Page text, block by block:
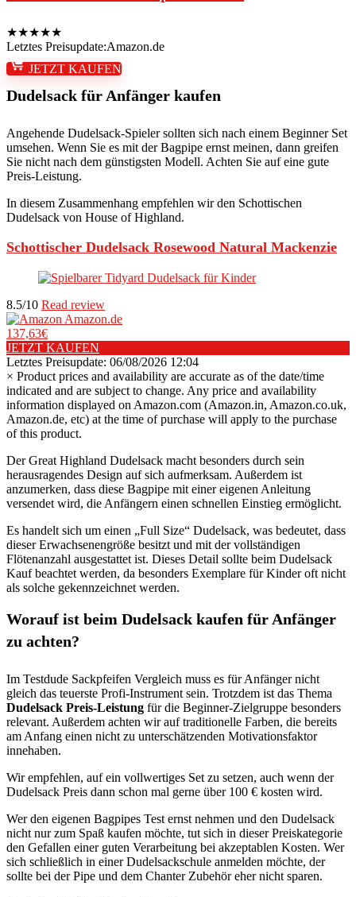
★★★★★
Letztes Preisupdate:Amazon.de
JETZT KAUFEN
Dudelsack für Anfänger kaufen
Angehende Dudelsack-Spieler sollten sich nach einem Beginner Set
umsehen. Wenn Sie es mit der Bagpipe ernst meinen, dann greifen
Sie nicht nach dem günstigsten Modell. Achten Sie auf eine gute
Preis-Leistung.
In diesem Zusammenhang empfehlen wir den Schottischen
Dudelsack von House of Highland.
Schottischer Dudelsack Rosewood Natural Mackenzie
8.5/10 Read review
Amazon.de
137,63€
JETZT KAUFEN
Letztes Preisupdate: 06/08/2026 12:04
× Product prices and availability are accurate as of the date/time
indicated and are subject to change. Any price and availability
information displayed on Amazon.com (Amazon.in, Amazon.co.uk,
Amazon.de, etc) at the time of purchase will apply to the purchase
of this product.
Der Great Highland Dudelsack macht besonders durch sein
herausragendes Design auf sich aufmerksam. Außerdem ist
anzumerken, dass diese Bagpipe mit einer eigenen Anleitung
versendet wird, die Anfängern einen schnellen Einstieg ermöglicht.
Es handelt sich um einen „Full Size“ Dudelsack, was bedeutet, dass
dieser Erwachsenengröße besitzt und mit der vollständigen
Flötenanzahl ausgestattet ist. Dieses Detail sollte beim Dudelsack
Kauf beachtet werden, da besonders Exemplare für Kinder oft nicht
als solche gekennzeichnet werden.
Worauf ist beim Dudelsack kaufen für Anfänger
zu achten?
Im Testdude Sackpfeifen Vergleich muss es für Anfänger nicht
gleich das teuerste Profi-Instrument sein. Trotzdem ist das Thema
Dudelsack Preis-Leistung für die Beginner-Zielgruppe besonders
relevant. Außerdem achten wir auf traditionelle Farben, die bereits
am Anfang einen nicht zu unterschätzenden Motivationsfaktor
innehaben.
Wir empfehlen, auf ein vollwertiges Set zu setzen, auch wenn der
Dudelsack Preis dann schon mal gerne über 100 € kosten wird.
Wer den eigenen Bagpipes Test ernst nehmen und den Dudelsack
nicht nur zum Spaß kaufen möchte, tut sich in dieser Preiskategorie
den Gefallen einer guten Verarbeitung bei akzeptablen Kosten. Wer
sich schließlich in einer Dudelsackschule anmelden möchte, der
sollte bei der Pipe und dem Chanter Zubehör eher nicht sparen.